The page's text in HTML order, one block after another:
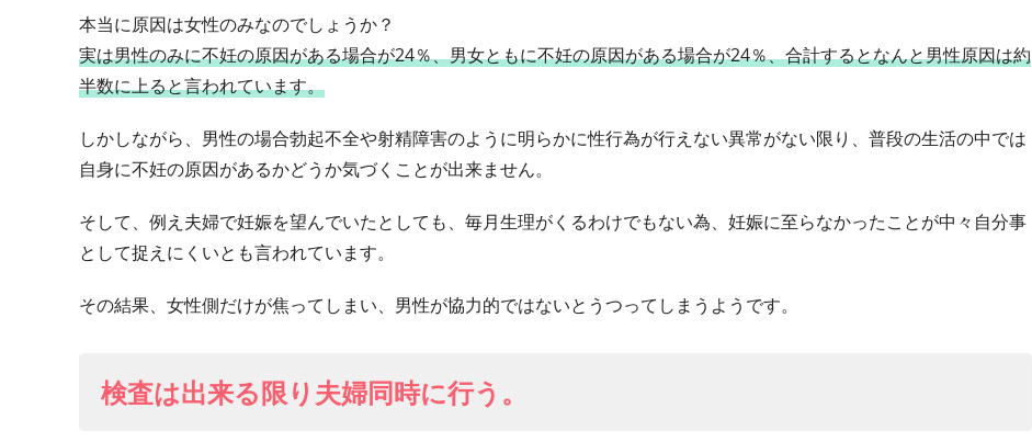
本当に原因は女性のみなのでしょうか？
実は男性のみに不妊の原因がある場合が24％、男女ともに不妊の原因がある場合が24％、合計するとなんと男性原因は約
半数に上ると言われています。
しかしながら、男性の場合勃起不全や射精障害のように明らかに性行為が行えない異常がない限り、普段の生活の中では
自身に不妊の原因があるかどうか気づくことが出来ません。
そして、例え夫婦で妊娠を望んでいたとしても、毎月生理がくるわけでもない為、妊娠に至らなかったことが中々自分事
として捉えにくいとも言われています。
その結果、女性側だけが焦ってしまい、男性が協力的ではないとうつってしまうようです。
検査は出来る限り夫婦同時に行う。